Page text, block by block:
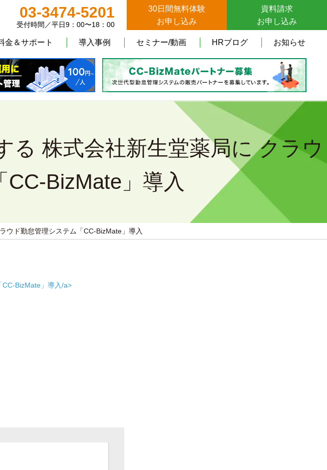
03-3474-5201
受付時間／平日9：00〜18：00
30日間無料体験
お申し込み
資料請求
お申し込み
金＆サポート 導入事例 セミナー/動画 HRブログ お知らせ
る 株式会社新生堂薬局に クラウ
CC-BizMate」導入
ウド勤怠管理システム「CC-BizMate」導入
BizMate」導入/a>